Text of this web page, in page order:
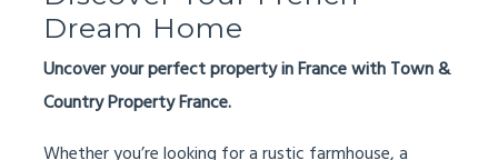
Dream Home
Uncover your perfect property in France with Town &
Country Property France.